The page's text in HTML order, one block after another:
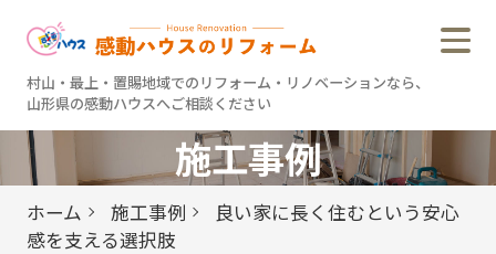
村山・最上・置賜地域でのリフォーム・リノベーションなら、
山形県の感動ハウスへご相談ください
村山・最上・置賜地域でのリフォーム・リノベーションなら、
山形県の感動ハウスへご相談ください
感動ハウスのこだわり
すべての施工事例
施工事例
ホーム 施工事例
良い家に長く住むという安心
感を支える選択肢